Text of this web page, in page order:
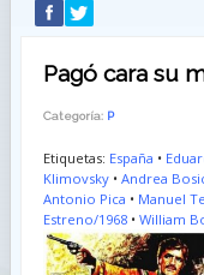
Pagó cara su
Categoría: P
Etiquetas: España •
Klimovsky• Andrea
Antonio Pica • Manuel
Estreno/1968• William